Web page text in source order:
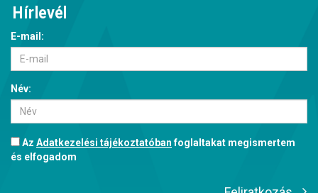
Hírlevél
E-mail:
Név:
Az Adatkezelési tájékoztatóbanfoglaltakat megismertem
és elfogadom